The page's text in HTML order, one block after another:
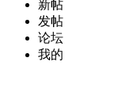
新帖
发帖
论坛
我的